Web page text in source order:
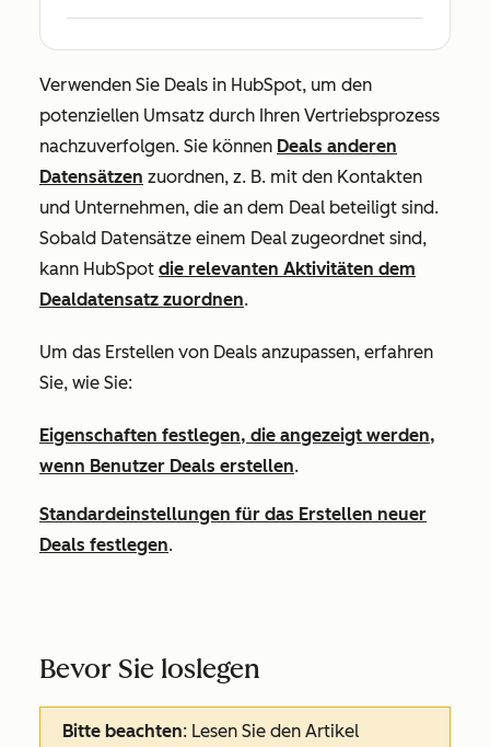
Verwenden Sie Deals in HubSpot, um den
potenziellen Umsatz durch Ihren Vertriebsprozess
nachzuverfolgen. Sie können Deals anderen
Datensätzen zuordnen, z. B. mit den Kontakten
und Unternehmen, die an dem Deal beteiligt sind.
Sobald Datensätze einem Deal zugeordnet sind,
kann HubSpot die relevanten Aktivitäten dem
Dealdatensatz zuordnen.
Um das Erstellen von Deals anzupassen, erfahren
Sie, wie Sie:
Eigenschaften festlegen, die angezeigt werden,
wenn Benutzer Deals erstellen.
Standardeinstellungen für das Erstellen neuer
Deals festlegen.
Bevor Sie loslegen
Bitte beachten: Lesen Sie den Artikel